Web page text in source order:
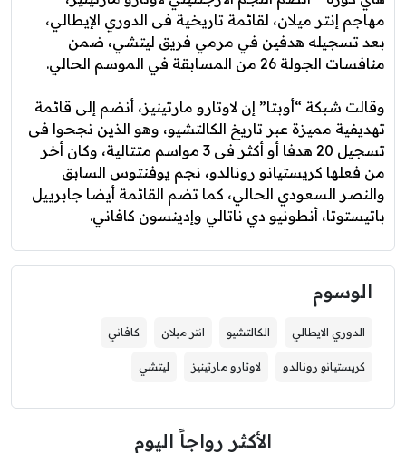
مهاجم إنتر ميلان، لقائمة تاريخية فى الدوري الإيطالي،
بعد تسجيله هدفين في مرمي فريق ليتشي، ضمن
منافسات الجولة 26 من المسابقة في الموسم الحالي.
وقالت شبكة “أوبتا” إن لاوتارو مارتينيز، أنضم إلى قائمة
تهديفية مميزة عبر تاريخ الكالتشيو، وهو الذين نجحوا فى
تسجيل 20 هدفا أو أكثر فى 3 مواسم متتالية، وكان أخر
من فعلها كريستيانو رونالدو، نجم يوفنتوس السابق
والنصر السعودي الحالي، كما تضم القائمة أيضا جابرييل
باتيستوتا، أنطونيو دي ناتالي وإدينسون كافاني.
الوسوم
الدوري الايطالي الكالتشيو انتر ميلان كافاني
كريستيانو رونالدو لاوتارو مارتينيز ليتشي
الأكثر رواجاً اليوم